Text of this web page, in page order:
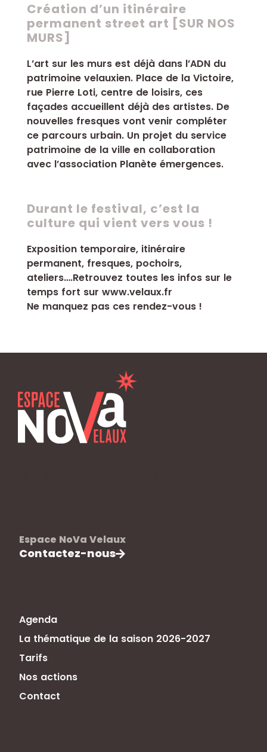
Création d’un itinéraire
permanent street art [SUR NOS
MURS]
L’art sur les murs est déjà dans l’ADN du
patrimoine velauxien. Place de la Victoire,
rue Pierre Loti, centre de loisirs, ces
façades accueillent déjà des artistes. De
nouvelles fresques vont venir compléter
ce parcours urbain. Un projet du service
patrimoine de la ville en collaboration
avec l’association Planète émergences.
Durant le festival, c’est la
culture qui vient vers vous !
Exposition temporaire, itinéraire
permanent, fresques, pochoirs,
ateliers….Retrouvez toutes les infos sur le
temps fort sur www.velaux.fr
Ne manquez pas ces rendez-vous !
Espace NoVa Velaux
Contactez-nous
Agenda
La thématique de la saison 2026-2027
Tarifs
Nos actions
Contact